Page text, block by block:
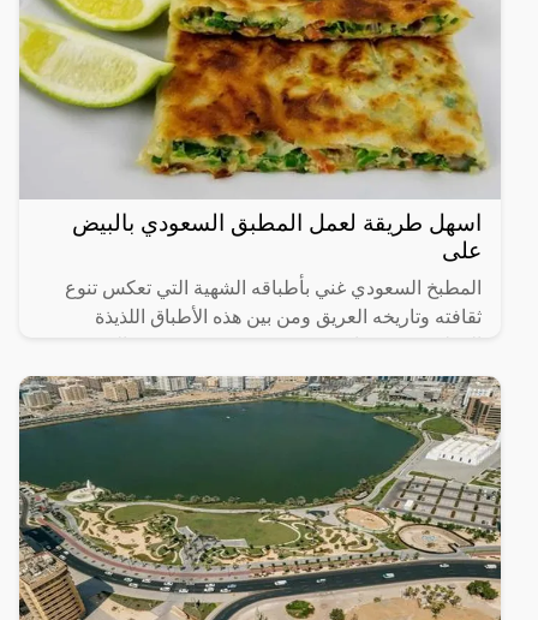
اسهل طريقة لعمل المطبق السعودي بالبيض
على
المطبخ السعودي غني بأطباقه الشهية التي تعكس تنوع
ثقافته وتاريخه العريق ومن بين هذه الأطباق اللذيذة
واللحم المفروم